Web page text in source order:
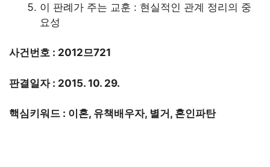
이 판례가 주는 교훈 : 현실적인 관계 정리의 중
요성
사건번호 : 2012므721
판결일자 : 2015. 10. 29.
핵심키워드 : 이혼, 유책배우자, 별거, 혼인파탄